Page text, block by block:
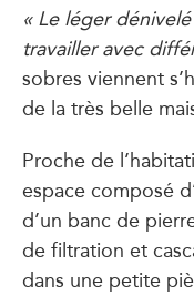
« Le léger
travailler avec
sobres viennent
de la très belle
Proche de
espace composé
d’un banc de
de filtration et
dans une petite